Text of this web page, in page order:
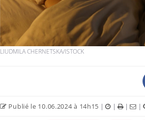
LIUDMILA CHERNETSKA/ISTOCK
Publié le 10.06.2024 à 14h15 | | | |